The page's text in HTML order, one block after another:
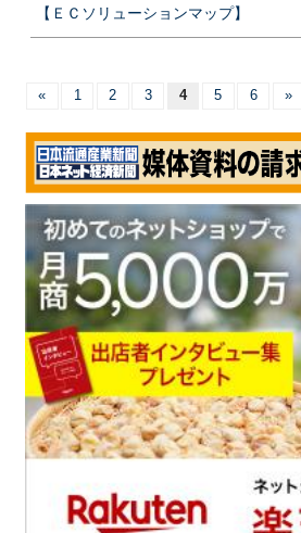
【ＥＣソリューションマップ】
« 1 2 3 4 5 6 »